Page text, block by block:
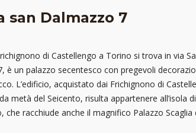
san Dalmazzo 7
di Castellengo a Torino si trova in via
è un palazzo secentesco con pregevoli
L’edificio, acquistato dai Frichignono di
metà del Seicento, risulta appartenere all’isola di
che racchiude anche il magnifico Palazzo Scaglia